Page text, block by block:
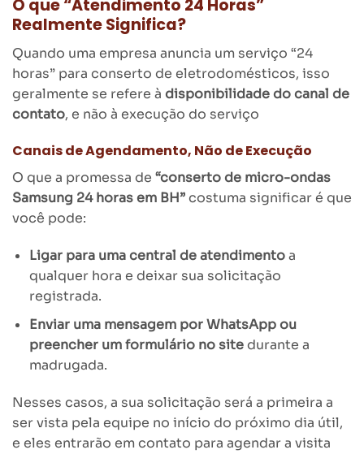
O que “Atendimento 24 Horas”
Realmente Significa?
Quando uma empresa anuncia um serviço “24
horas” para conserto de eletrodomésticos, isso
geralmente se refere à disponibilidade do canal de
contato, e não à execução do serviço
Canais de Agendamento, Não de Execução
O que a promessa de “conserto de micro-ondas
Samsung 24 horas em BH”costuma significar é que
você pode:
Ligar para uma central de atendimentoa
qualquer hora e deixar sua solicitação
registrada.
Enviar uma mensagem por WhatsApp ou
preencher um formulário no sitedurante a
madrugada.
Nesses casos, a sua solicitação será a primeira a
ser vista pela equipe no início do próximo dia útil,
e eles entrarão em contato para agendar a visita